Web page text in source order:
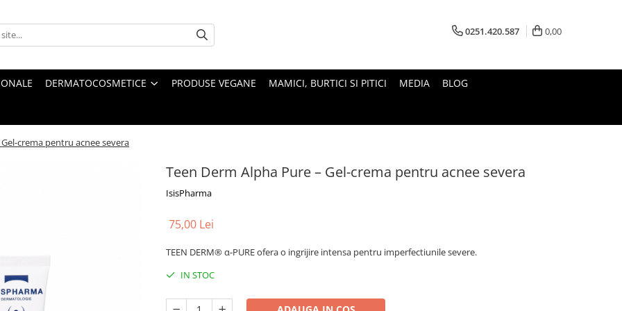
0251.420.587 0,00
DERMATOCOSMETICE PRODUSE VEGANE MAMICI, BURTICI SI PITICI MEDIA BLOG
crema pentru acnee severa
Teen Derm Alpha Pure – Gel-crema pentru acnee severa
IsisPharma
75,00 Lei
TEEN DERM® α-PURE ofera o ingrijire intensa pentru imperfectiunile severe.
IN STOC